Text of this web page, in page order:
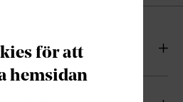
för att
hemsidan